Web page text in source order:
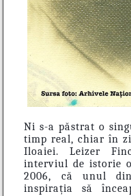
Ni s-a păstrat o
timp real, chiar în
Iloaiei. Leizer
interviul de istorie
2006, că unul
inspirația să